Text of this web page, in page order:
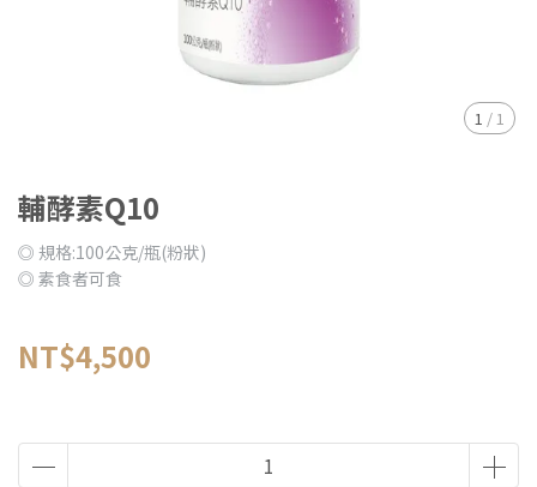
1 / 1
輔酵素Q10
◎ 規格:100公克/瓶(粉狀)
◎ 素食者可食
NT$4,500